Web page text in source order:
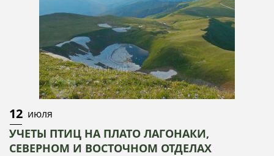
12 июля
УЧЕТЫ ПТИЦ НА ПЛАТО ЛАГОНАКИ,
СЕВЕРНОМ И ВОСТОЧНОМ ОТДЕЛАХ